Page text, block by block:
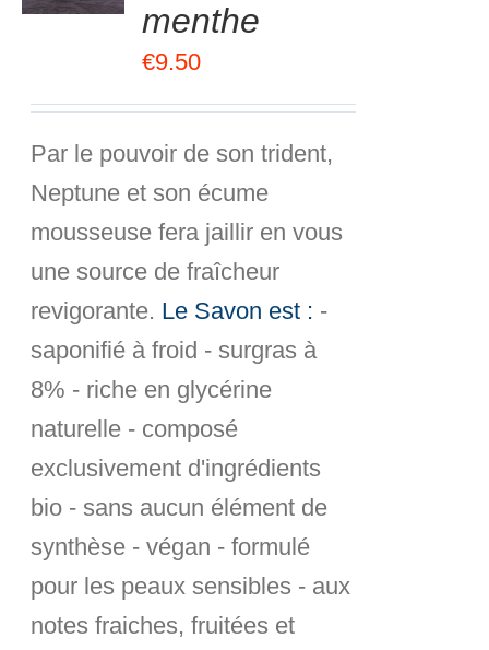
menthe
€9.50
Par le pouvoir de son trident,
Neptune et son écume
mousseuse fera jaillir en vous
une source de fraîcheur
revigorante. Le Savon est : -
saponifié à froid - surgras à
8% - riche en glycérine
naturelle - composé
exclusivement d'ingrédients
bio - sans aucun élément de
synthèse - végan - formulé
pour les peaux sensibles - aux
notes fraiches, fruitées et